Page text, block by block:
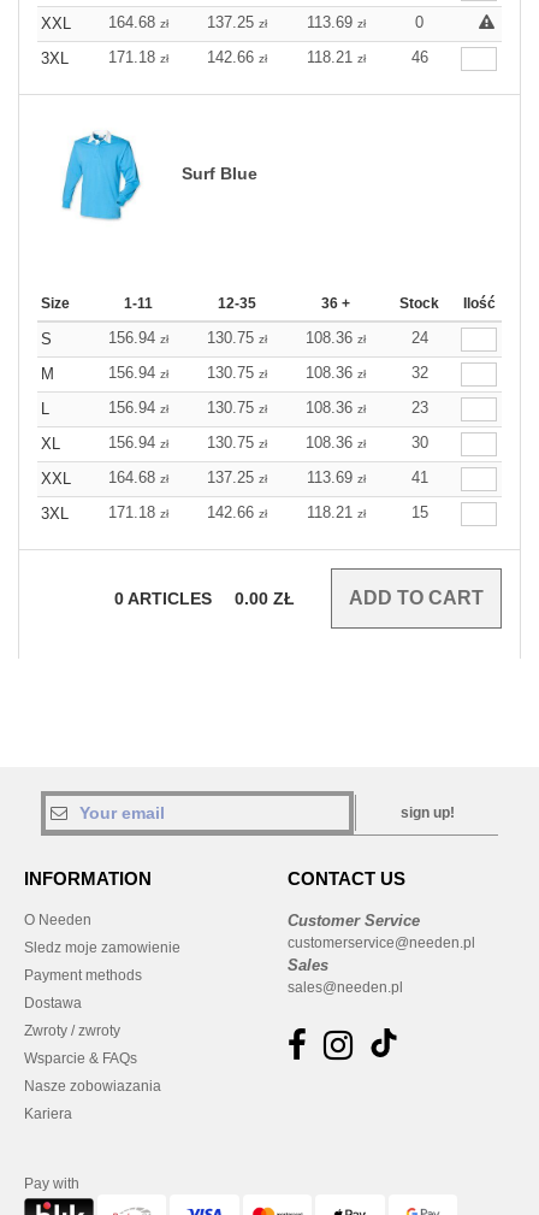
XXL
164.68 zł 137.25 zł 113.69 zł
0
3XL
171.18 zł 142.66 zł 118.21 zł 46
Surf Blue
Size 1-11 12-35 36 + Stock Ilość
S 156.94 zł 130.75 zł 108.36 zł
24
M
156.94 zł 130.75 zł 108.36 zł
32
L
156.94 zł 130.75 zł 108.36 zł
23
XL
156.94 zł 130.75 zł 108.36 zł
30
XXL
164.68 zł 137.25 zł 113.69 zł
41
3XL
171.18 zł 142.66 zł 118.21 zł 15
0ARTICLES 0.00 ZŁ
sign up!
INFORMATION
O Needen
Sledz moje zamowienie
Payment methods
Dostawa
Zwroty / zwroty
Wsparcie & FAQs
Nasze zobowiazania
Kariera
CONTACT US
Customer Service
customerservice@needen.pl
Sales
sales@needen.pl
Pay with